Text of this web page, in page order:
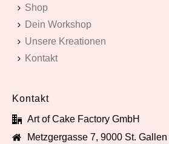
Shop
Dein Workshop
Unsere Kreationen
Kontakt
Kontakt
Art of Cake Factory GmbH
Metzgergasse 7, 9000 St. Gallen